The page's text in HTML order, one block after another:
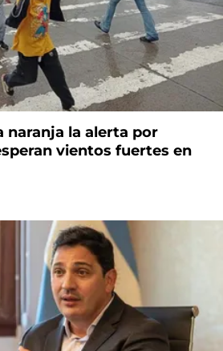
naranja la alerta por
vientos fuertes en